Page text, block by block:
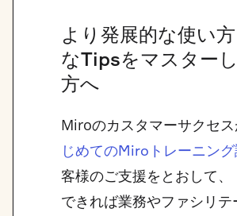
より発展的な使い
なTipsをマスター
方へ
Miroのカスタマーサクセス
じめてのMiroトレーニン
客様のご支援をとおして、
できれば業務やファシリテ